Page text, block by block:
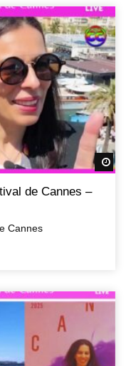
de Cannes –
Cannes